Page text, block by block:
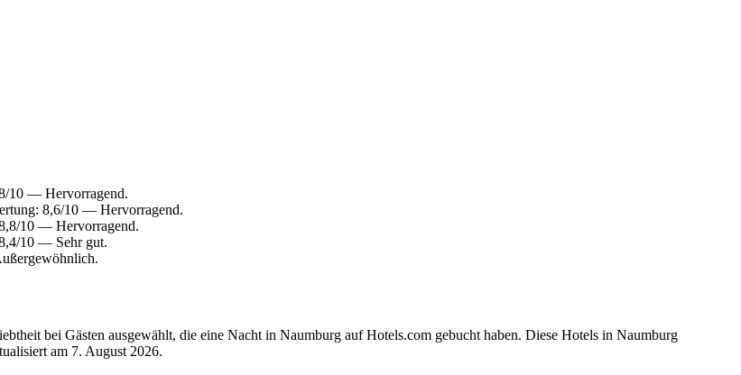
10 — Hervorragend.
8,6/10 — Hervorragend.
10 — Hervorragend.
10 — Sehr gut.
bei Gästen ausgewählt, die eine Nacht in Naumburg auf Hotels.com gebucht haben. Diese Hotels in Naumburg
am 7. August 2026.